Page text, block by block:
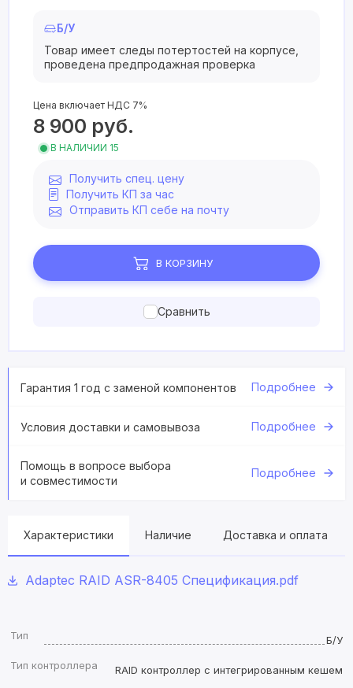
Б/У
Товар имеет следы потертостей на корпусе,
проведена предпродажная проверка
Цена включает НДС 7%
8 900 руб.
В НАЛИЧИИ 15
Получить спец. цену
Получить КП за час
Отправить КП себе на почту
В КОРЗИНУ
Сравнить
Гарантия 1 год с заменой компонентов Подробнее
Условия доставки и самовывоза Подробнее
Помощь в вопросе выбора
и совместимости
Подробнее
Характеристики Наличие Доставка и оплата
Adaptec RAID ASR-8405 Спецификация.pdf
Тип
Б/У
Тип контроллера
RAID контроллер с интегрированным кешем